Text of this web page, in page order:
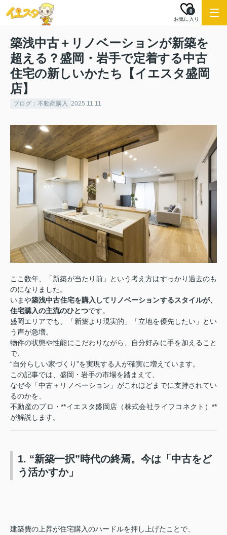
お気に入り
0
築浅中古＋リノベーションが新築を
超える？盛岡・岩手で定着する中古
住宅の新しいかたち【イエスタ盛岡
店】
ブログ：不動産購入 2025.11.11
ここ数年、「新築が当たり前」という考え方はすっかり過去のも
のになりました。
いまや築浅中古住宅を購入してリノベーションするスタイルが、
住宅購入の主流のひとつです。
盛岡エリアでも、「新築より現実的」「立地を優先したい」とい
う声が急増。
物件の状態や性能にこだわりながら、自分好みに手を加えること
で、
“自分らしい家づくり”を実現する人が確実に増えています。
この記事では、盛岡・岩手の市場を踏まえて、
なぜ今「中古＋リノベーション」がこれほどまでに支持されてい
るのかを、
不動産のプロ・**イエスタ盛岡店（株式会社ライフコネクト）**
が解説します。
1. “新築一択”時代の終焉。今は「中古をど
う活かすか」
建築費の上昇が住宅購入のハードルを押し上げたことで、